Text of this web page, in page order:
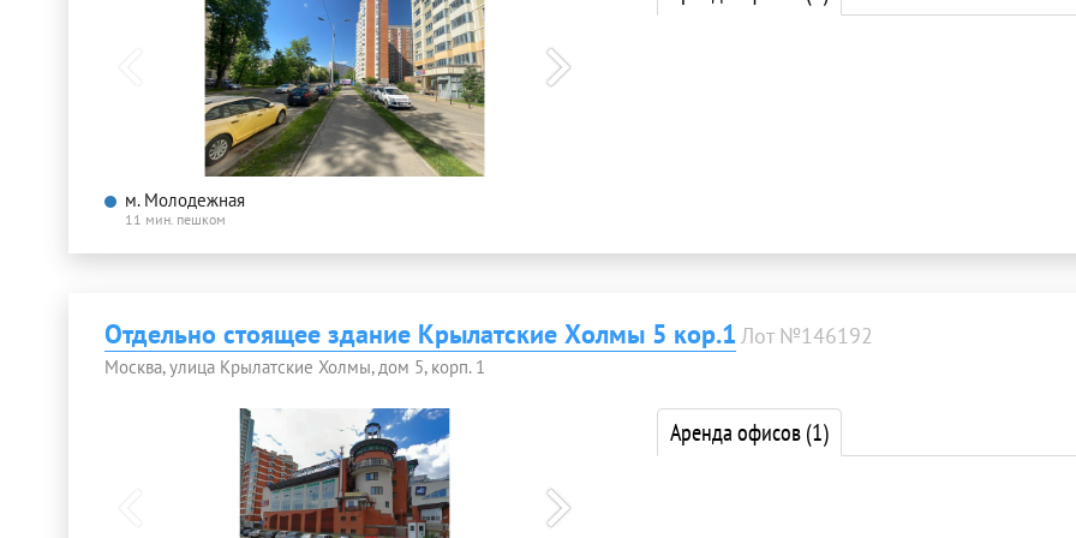
м. Молодежная
11 мин. пешком
Отдельно стоящее здание Крылатские Холмы 5 кор.1 Лот №146192
Москва, улица Крылатские Холмы, дом 5, корп. 1
Аренда офисов(1)